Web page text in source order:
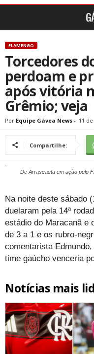
FLAMENGO
Torcedores
perdoam e
após vitória
Grêmio; veja
Por Equipe Gávea News - 11
Compartilhe:
De Arrascaeta em ação pelo
Na noite deste sábado
duelaram pela 14ª
estádio do Maracanã e
de 3 a 1 e os rubro-
comentarista
time gaúcho venceria
Notícias mais